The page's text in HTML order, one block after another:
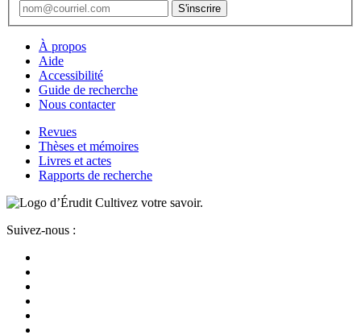
À propos
Aide
Accessibilité
Guide de recherche
Nous contacter
Revues
Thèses et mémoires
Livres et actes
Rapports de recherche
Cultivez votre savoir.
Suivez-nous :